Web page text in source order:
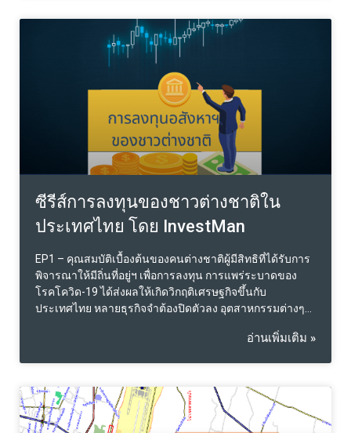
การวินิจฉัยในเรื่องที่เป็นความรู้พิเศษเฉพาะทาง พยานผู้
เชี่ยวชาญจะเป็นผู้ให้ความเห็นซึ่งตนมีความรู้ความชำนาญ
ในด้านนั้น หากศาลได้พิจารณาความเห็นของผู้เชี่ยวชาญ
ศาลประกอบในเนื้อหาของคดีด้วยแล้วก็จะทำให้การ
พิจารณาความเป็นไปโดยรัดกุม และเป็นธรรมกับทุกฝ่าย .
การขึ้นทะเบียนผู้เชี่ยวชาญศาลเพื่อสอดคล้องความต้องการ
ใช้งานประเมินราคาตามวัตถุประสงค์การเป็นพยานศาลที่
ต้องมีความเกี่ยวพันกับการให้ความเห็นเกี่ยวกับทรัพย์สินและ
มูลค่าทรัพย์สินทางแพ่ง การวางโครงร่างแนวทางและ
สมมติฐานการประเมินราคาให้สอดคล้องกับวัตถุประสงค์
ขึ้นเป็นพยานด้ว
ซีรีส์การลงทุนของชาวต่างชาติใน
ประเทศไทย โดย InvestMan
EP1 – คุณสมบัติเบื้องต้นของคนต่างชาติผู้มีสิทธิที่ได้รับการ
พิจารณาให้มีถิ่นที่อยู่ฯ เพื่อการลงทุน การแพร่ระบาดของ
โรคโควิด-19 ได้ส่งผลให้เกิดวิกฤติเศรษฐกิจขึ้นกับ
ประเทศไทย หลายธุรกิจจำต้องปิดตัวลง อุตสาหกรรมต่างๆ
โดยเฉพาะการต้อนรับการกลับมาของนักท่องเที่ยวต่างชาติ
กฎระเบียบการลงทุนในอสังหาริมทรัพย์สำหรับชาวต่างชาติ
ในประเทศไทยด้วยหวังว่า จะเป็นการดึงดูดเงินลงทุนต่าง
ชาติ สำหรับนักลงทุนชาวต่างชาติ ท่านจะได้รับสิทธิ
อ่านเพิ่มเติม »